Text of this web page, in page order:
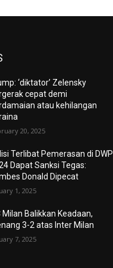
‘diktator’ Zelensky
cepat demi
atau kehilangan
20, 2025
Terlibat Pemerasan di DWP
Dapat Sanksi Tegas:
Donald Dipecat
1, 2025
Milan Balikkan Keadaan,
3-2 atas Inter Milan
7, 2025